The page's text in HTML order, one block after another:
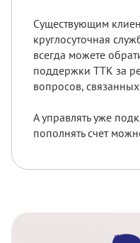
Существующим
круглосуточная
всегда можете
поддержки ТТК за
вопросов, связанных
А управлять уже
пополнять счет